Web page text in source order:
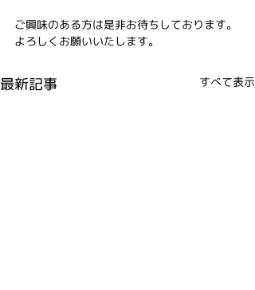
ご興味のある方は是非お待ちしております。
よろしくお願いいたします。
最新記事 すべて表示